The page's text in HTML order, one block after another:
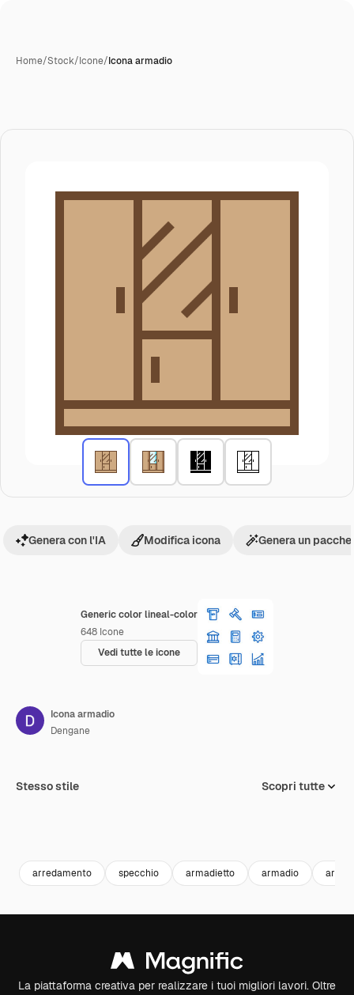
Home/Stock/Icone/Icona armadio
Generic color lineal-color
648 Icone
Vedi tutte le icone
Genera con l'IA Modifica icona Genera un
Icona armadio
Dengane
Stesso stile Scopri tutte
arredamento specchio armadietto armadio
La piattaforma creativa per realizzare i tuoi migliori lavori. Oltre